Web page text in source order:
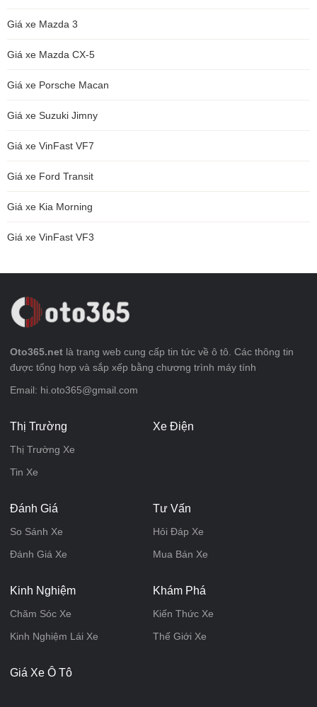
Giá xe Mazda 3
Giá xe Mazda CX-5
Giá xe Porsche Macan
Giá xe Suzuki Jimny
Giá xe VinFast VF7
Giá xe Ford Transit
Giá xe Kia Morning
Giá xe VinFast VF3
Oto365.net là trang web cung cấp tin tức về ô tô. Các thông tin
được tổng hợp và sắp xếp bằng chương trình máy tính
Email: hi.oto365@gmail.com
Thị Trường
Thị Trường Xe
Tin Xe
Xe Điện
Đánh Giá
So Sánh Xe
Đánh Giá Xe
Tư Vấn
Hỏi Đáp Xe
Mua Bán Xe
Kinh Nghiệm
Chăm Sóc Xe
Kinh Nghiệm Lái Xe
Khám Phá
Kiến Thức Xe
Thế Giới Xe
Giá Xe Ô Tô